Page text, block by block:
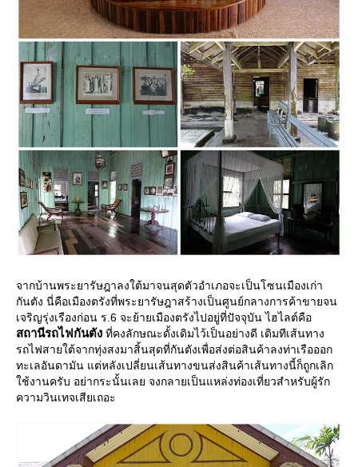
จากบ้านพระยารัษฎาลงใต้มาจนสุดตัวอำเภอจะเป็นโซนเมืองเก่า
กันตัง นี่คือเมืองตรังที่พระยารัษฎาสร้างเป็นศูนย์กลางการค้าขายจน
เจริญรุ่งเรืองก่อน ร.6 จะย้ายเมืองตรังไปอยู่ที่ปัจจุบัน ไฮไลต์คือ
สถานีรถไฟกันตัง ที่คงลักษณะดั้งเดิมไว้เป็นอย่างดี เดิมทีเส้นทาง
รถไฟสายใต้จากทุ่งสงมาสิ้นสุดที่กันตังเพื่อส่งต่อสินค้าลงท่าเรือออก
ทะเลอันดามัน แต่หลังเปลี่ยนเส้นทางขนส่งสินค้าเส้นทางนี้ก็ถูกเลิก
ช้งานครับ อย่ากระนั้นเลย จงกลายเป็นแหล่งท่องเที่ยวสำหรับผู้รัก
ความวินเทจเสียเถอะ